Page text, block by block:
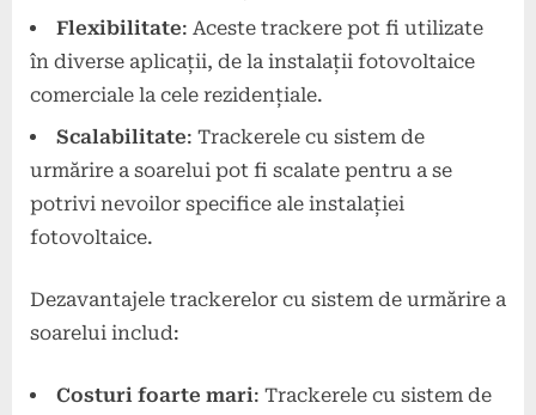
Flexibilitate: Aceste trackere pot fi utilizate
în diverse aplicații, de la instalații fotovoltaice
comerciale la cele rezidențiale.
Scalabilitate: Trackerele cu sistem de
urmărire a soarelui pot fi scalate pentru a se
potrivi nevoilor specifice ale instalației
fotovoltaice.
Dezavantajele trackerelor cu sistem de urmărire a
soarelui includ:
Costuri foarte mari: Trackerele cu sistem de